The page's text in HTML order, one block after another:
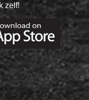
zelf!